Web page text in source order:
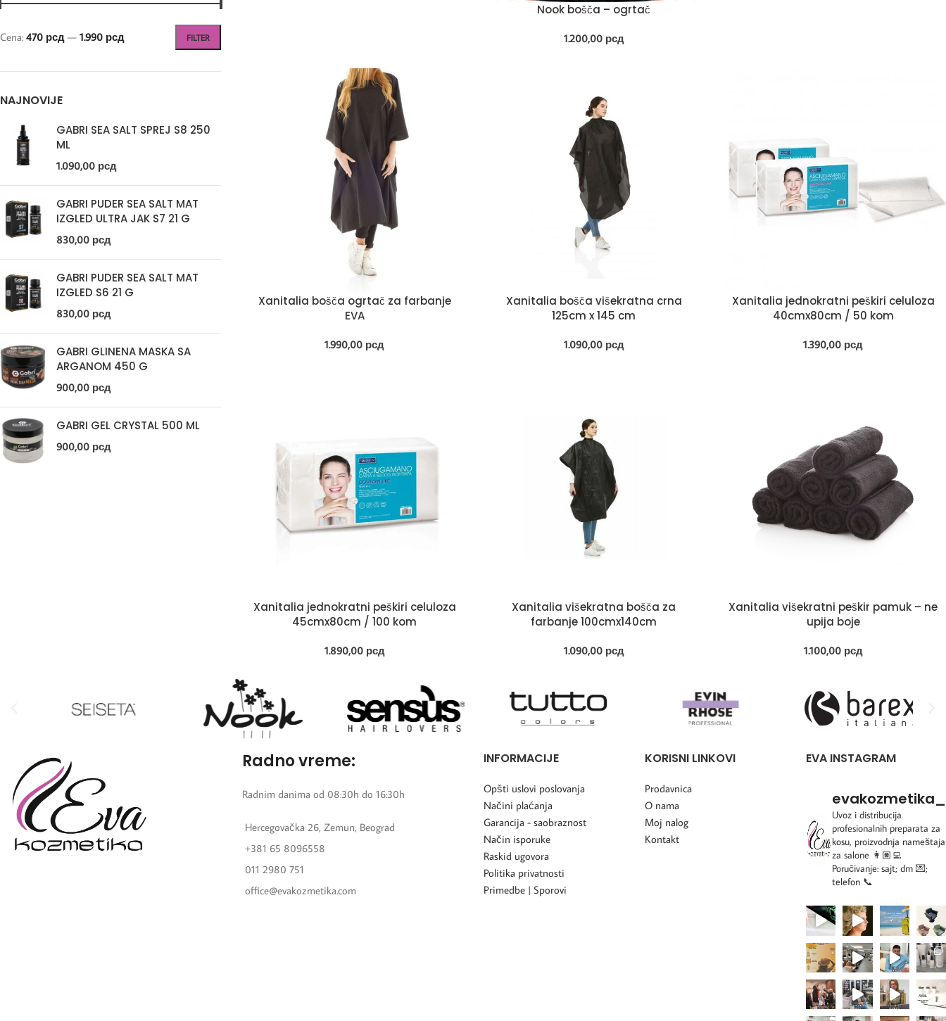
FILTER
Cena: 470 рсд — 1.990 рсд
NAJNOVIJE
GABRI SEA SALT SPREJ S8 250
ML
1.090,00 рсд
GABRI PUDER SEA SALT MAT
IZGLED ULTRA JAK S7 21 G
830,00 рсд
GABRI PUDER SEA SALT MAT
IZGLED S6 21 G
830,00 рсд
GABRI GLINENA MASKA SA
ARGANOM 450 G
900,00 рсд
GABRI GEL CRYSTAL 500 ML
900,00 рсд
Nook bošča – ogrtač
1.200,00 рсд
Xanitalia bošča ogrtač za farbanje
EVA
1.990,00 рсд
Xanitalia bošča višekratna crna
125cm x 145 cm
1.090,00 рсд
Xanitalia jednokratni peškiri celuloza
40cmx80cm / 50 kom
1.390,00 рсд
Xanitalia jednokratni peškiri celuloza
45cmx80cm / 100 kom
1.890,00 рсд
Xanitalia višekratna bošča za
farbanje 100cmx140cm
1.090,00 рсд
Xanitalia višekratni peškir pamuk – ne
upija boje
1.100,00 рсд
Radno vreme:
Radnim danima od 08:30h do 16:30h
Hercegovačka 26, Zemun, Beograd
+381 65 8096558
011 2980 751
office@evakozmetika.com
INFORMACIJE
Opšti uslovi poslovanja
Načini plaćanja
Garancija - saobraznost
Način isporuke
Raskid ugovora
Politika privatnosti
Primedbe | Sporovi
KORISNI LINKOVI
Prodavnica
O nama
Moj nalog
Kontakt
EVA INSTAGRAM
evakozmetika_
Uvoz i distribucija
profesionalnih preparata za
kosu, proizvodnja nameštaja
za salone 👩🏽‍💻
Poručivanje: sajt; dm 💌;
telefon 📞